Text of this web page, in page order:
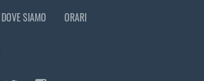
DOVE SIAMO ORARI